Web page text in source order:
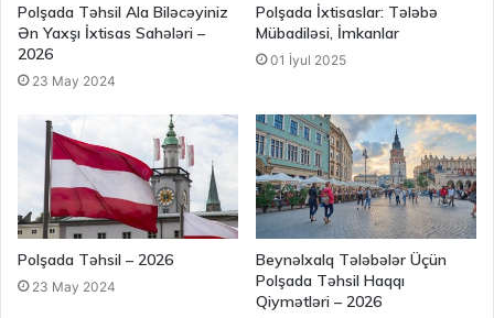
Polşada Təhsil Ala Biləcəyiniz
Ən Yaxşı İxtisas Sahələri –
2026
23 May 2024
Polşada İxtisaslar: Tələbə
Mübadiləsi, İmkanlar
01 İyul 2025
Polşada Təhsil – 2026
23 May 2024
Beynəlxalq Tələbələr Üçün
Polşada Təhsil Haqqı
Qiymətləri – 2026